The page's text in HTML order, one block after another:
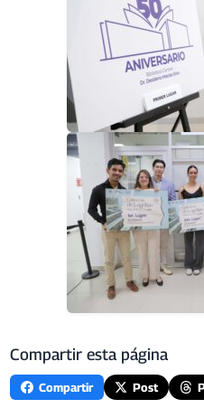
Compartir esta página
Compartir Post